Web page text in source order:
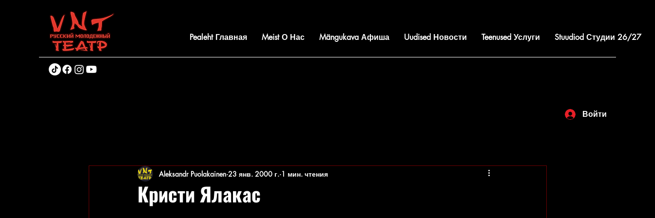
Pealeht Главная Meist О Нас Mängukava Афиша Uudised Новости Teenused Услуги Stuudiod Студии 26/27
Войти
Кристи Ялакас
Aleksandr Puolakainen 23 янв. 2000 г. 1 мин. чтения